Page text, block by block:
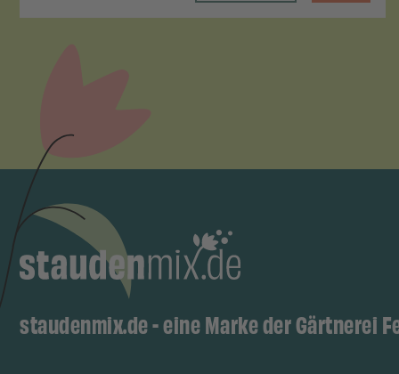
staudenmix.de - eine Marke der Gärtnerei